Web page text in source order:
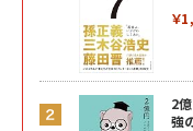
￥
2
強